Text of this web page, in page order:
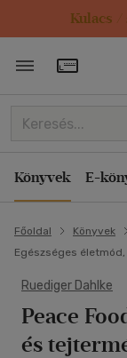
Kulacs /
Könyvek E-
Főoldal Könyvek
Egészséges
Ruediger Dahlke
Peace
és